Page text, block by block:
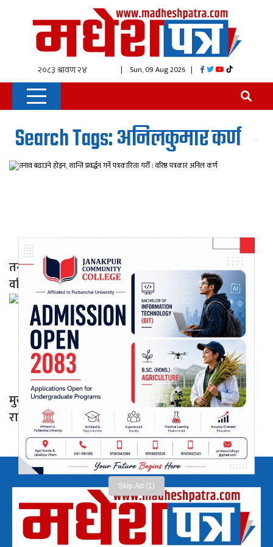
Skip Ad (1)
| Sun, 09 Aug 2026 |
Search Tags: अनिलकुमार कर्ण
तनाव बढाउने होइन, शान्ति प्रवर्द्धन गर्ने पत्रकारिता गरौँ :
वरिष्ठ पत्रकार अनिल कर्ण
मुख्यमन्त्री सिंहका प्रेस सल्लाहकार अनिलकुमार कर्णको
राजीनामा